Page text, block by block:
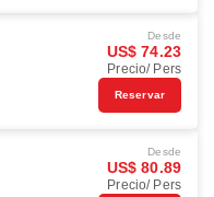
Desde
US$ 74.23
Precio/ Pers
Reservar
Desde
US$ 80.89
Precio/ Pers